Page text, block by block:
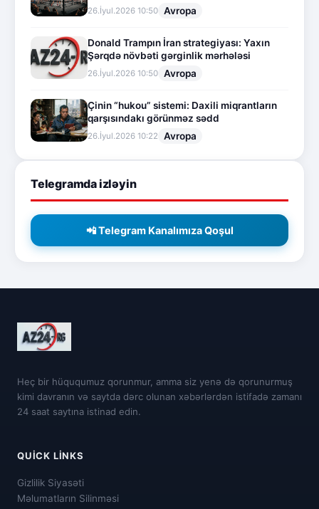
26.İyul.2026 10:50 Avropa
Donald Trampın İran strategiyası: Yaxın
Şərqdə növbəti gərginlik mərhələsi
26.İyul.2026 10:50 Avropa
Çinin “hukou” sistemi: Daxili miqrantların
qarşısındakı görünməz sədd
26.İyul.2026 10:22 Avropa
Telegramda izləyin
📲 Telegram Kanalımıza Qoşul
Heç bir hüququmuz qorunmur, amma siz yenə də qorunurmuş
kimi davranın və saytda dərc olunan xəbərlərdən istifadə zamanı
24 saat saytına istinad edin.
QUICK LINKS
Gizlilik Siyasəti
Məlumatların Silinməsi